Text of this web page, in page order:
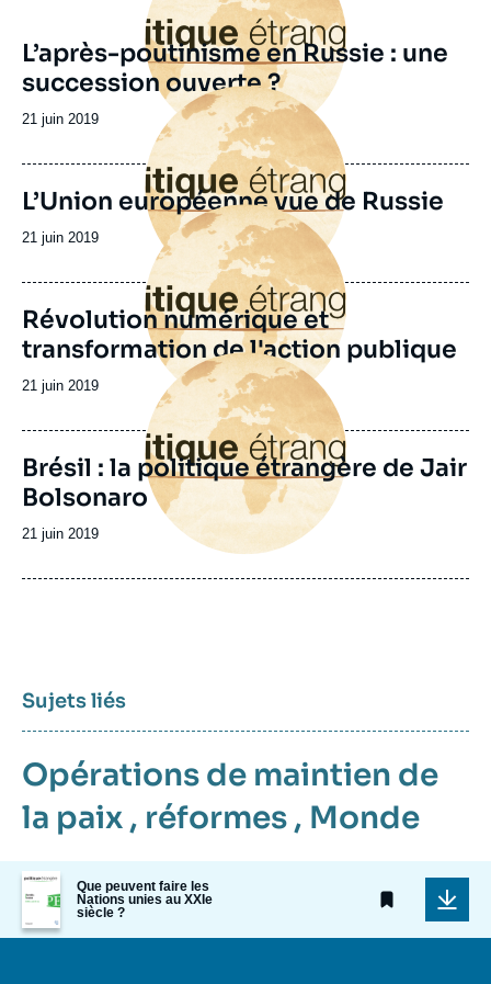
L’après-poutinisme en Russie : une
succession ouverte ?
Date
publication
21 juin 2019
Image
principale
L’Union européenne vue de Russie
Date
publication
21 juin 2019
Image
principale
Révolution numérique et
transformation de l'action publique
Date
publication
21 juin 2019
Image
principale
Brésil : la politique étrangère de Jair
Bolsonaro
Date
publication
21 juin 2019
Sujets liés
Opérations de maintien de
la paix , réformes , Monde
Image
de
couverture
de
Que peuvent faire les
Nations unies au XXIe
siècle ?